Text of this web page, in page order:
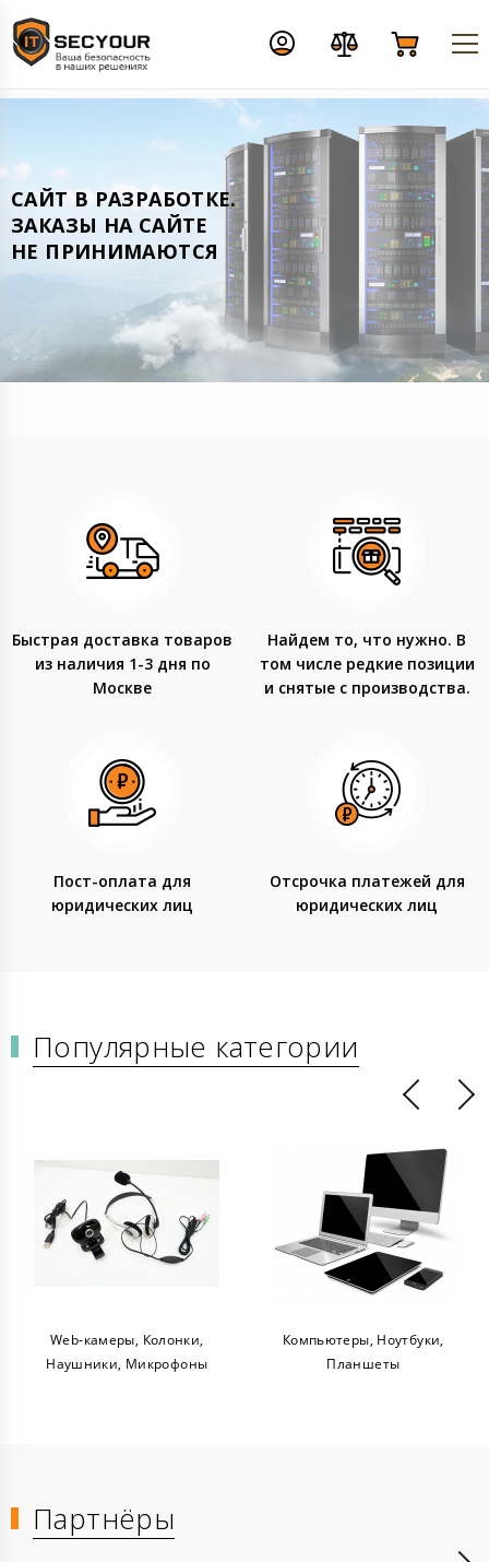
CАЙТ В РАЗРАБОТКЕ.
ЗАКАЗЫ НА САЙТЕ
НЕ ПРИНИМАЮТСЯ
Быстрая доставка товаров
из наличия 1-3 дня по
Москве
Найдем то, что нужно. В
том числе редкие позиции
и снятые с производства.
Пост-оплата для
юридических лиц
Отсрочка платежей для
юридических лиц
Популярные категории
Web-камеры, Колонки,
Наушники, Микрофоны
Компьютеры, Ноутбуки,
Планшеты
Партнёры